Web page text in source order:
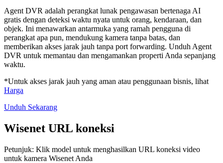
Agent DVR adalah perangkat lunak pengawasan bertenaga AI
gratis dengan deteksi waktu nyata untuk orang, kendaraan, dan
objek. Ini menawarkan antarmuka yang ramah pengguna di
perangkat apa pun, mendukung kamera tanpa batas, dan
memberikan akses jarak jauh tanpa port forwarding. Unduh Agent
DVR untuk memantau dan mengamankan properti Anda sepanjang
waktu.
*Untuk akses jarak jauh yang aman atau penggunaan bisnis, lihat
Harga
Unduh Sekarang
Wisenet URL koneksi
Petunjuk: Klik model untuk menghasilkan URL koneksi video
untuk kamera Wisenet Anda